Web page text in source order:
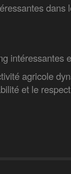
intéressantes
agricole
et le